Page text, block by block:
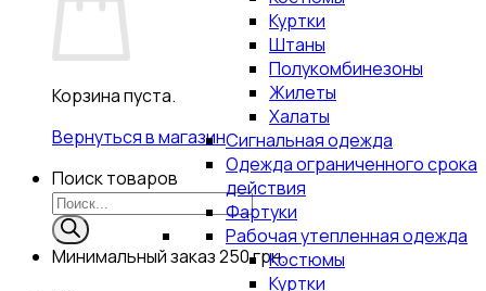
Корзина пуста.
Вернуться в магазин
Поиск товаров
Минимальный заказ250 грн.
Куртки
Штаны
Полукомбинезоны
Жилеты
Халаты
Сигнальная одежда
Одежда ограниченного срока
действия
Фартуки
Рабочая утепленная одежда
Костюмы
Куртки